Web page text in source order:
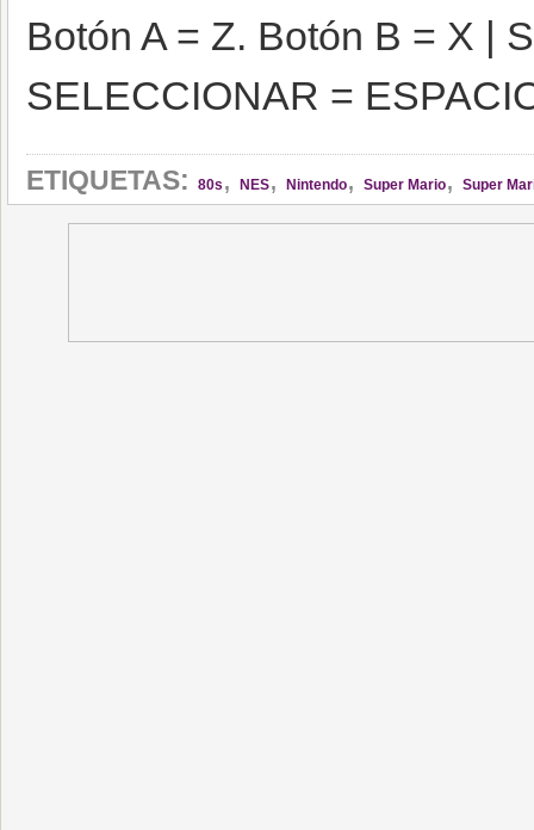
Botón A = Z. Botón B = X |
SELECCIONAR =
ETIQUETAS: 80s , NES, Nintendo, Super Mario, Super